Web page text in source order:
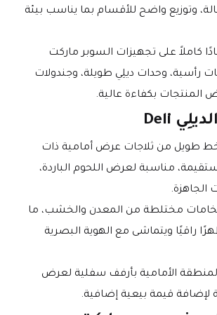
بكفاءة عالية.
الجاهزة.
لإضافة قيمة بيعية إضافية.